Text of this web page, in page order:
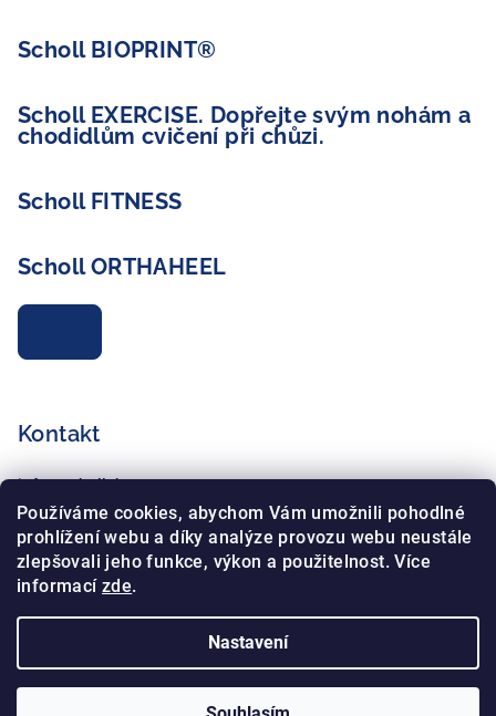
Používáme cookies, abychom Vám umožnili pohodlné
prohlížení webu a díky analýze provozu webu neustále
zlepšovali jeho funkce, výkon a použitelnost. Více
informacízde.
Nastavení
Scholl BIOPRINT®
Scholl EXERCISE. Dopřejte svým nohám a
chodidlům cvičení při chůzi.
Scholl FITNESS
Scholl ORTHAHEEL
Kontakt
info@schollshop.cz
+420 725 172 135
+420 734 765 321